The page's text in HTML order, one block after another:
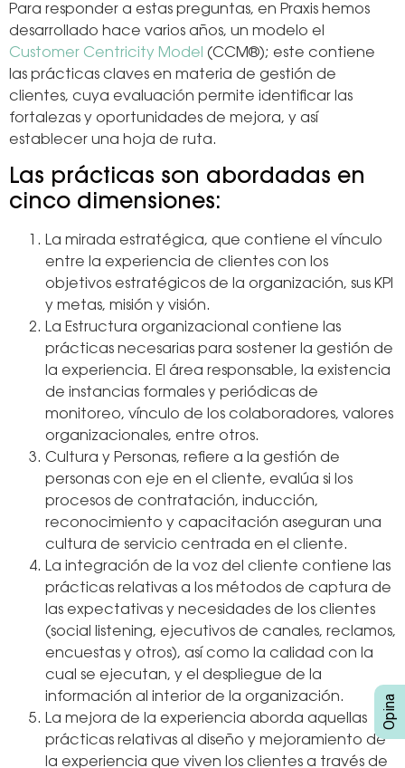
Para responder a estas preguntas, en Praxis hemos
desarrollado hace varios años, un modelo el
Customer Centricity Model (CCM®); este contiene
las prácticas claves en materia de gestión de
clientes, cuya evaluación permite identificar las
fortalezas y oportunidades de mejora, y así
establecer una hoja de ruta.
Las prácticas son abordadas en
cinco dimensiones:
La mirada estratégica, que contiene el vínculo
entre la experiencia de clientes con los
objetivos estratégicos de la organización, sus KPI
y metas, misión y visión.
La Estructura organizacional contiene las
prácticas necesarias para sostener la gestión de
la experiencia. El área responsable, la existencia
de instancias formales y periódicas de
monitoreo, vínculo de los colaboradores, valores
organizacionales, entre otros.
Cultura y Personas, refiere a la gestión de
personas con eje en el cliente, evalúa si los
procesos de contratación, inducción,
reconocimiento y capacitación aseguran una
cultura de servicio centrada en el cliente.
La integración de la voz del cliente contiene las
prácticas relativas a los métodos de captura de
las expectativas y necesidades de los clientes
(social listening, ejecutivos de canales, reclamos,
encuestas y otros), así como la calidad con la
cual se ejecutan, y el despliegue de la
información al interior de la organización.
La mejora de la experiencia aborda aquellas
prácticas relativas al diseño y mejoramiento de
la experiencia que viven los clientes a través de